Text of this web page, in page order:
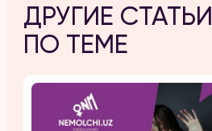
ДРУГИЕ СТАТЬИ
ПО ТЕМЕ